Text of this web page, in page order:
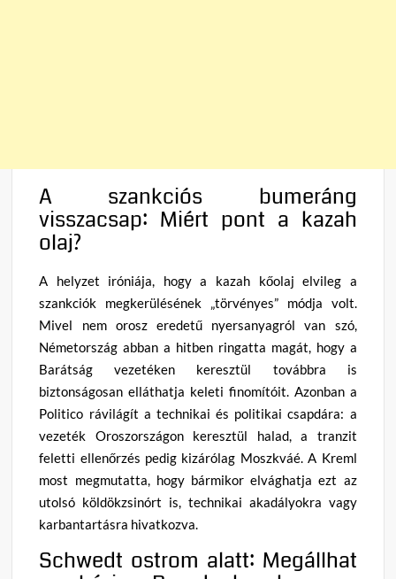
A szankciós bumeráng
visszacsap: Miért pont a kazah
olaj?
A helyzet iróniája, hogy a kazah kőolaj elvileg a
szankciók megkerülésének „törvényes” módja volt.
Mivel nem orosz eredetű nyersanyagról van szó,
Németország abban a hitben ringatta magát, hogy a
Barátság vezetéken keresztül továbbra is
biztonságosan elláthatja keleti finomítóit. Azonban a
Politico rávilágít a technikai és politikai csapdára: a
vezeték Oroszországon keresztül halad, a tranzit
feletti ellenőrzés pedig kizárólag Moszkváé. A Kreml
most megmutatta, hogy bármikor elvághatja ezt az
utolsó köldökzsinórt is, technikai akadályokra vagy
karbantartásra hivatkozva.
Schwedt ostrom alatt: Megállhat